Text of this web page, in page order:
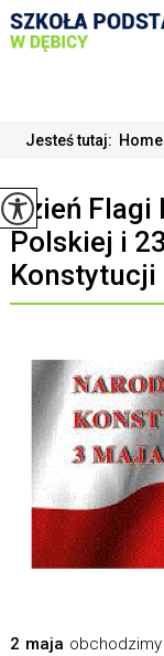
Jesteś tutaj: Home
Dzień Flagi
Polskiej i
Konstytucji
2 maja